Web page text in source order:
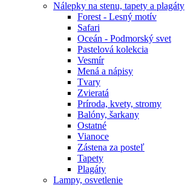
Nálepky na stenu, tapety a plagáty
Forest - Lesný motív
Safari
Oceán - Podmorský svet
Pastelová kolekcia
Vesmír
Mená a nápisy
Tvary
Zvieratá
Príroda, kvety, stromy
Balóny, šarkany
Ostatné
Vianoce
Zástena za posteľ
Tapety
Plagáty
Lampy, osvetlenie